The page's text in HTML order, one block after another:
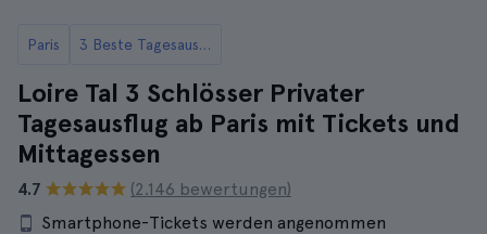
Paris 3 Beste Tagesausflüge zu den Schlössern im Loiretal von Paris
Loire Tal 3 Schlösser Privater
Tagesausflug ab Paris mit Tickets und
Mittagessen
4.7
(2.146 bewertungen)
Smartphone-Tickets werden angenommen